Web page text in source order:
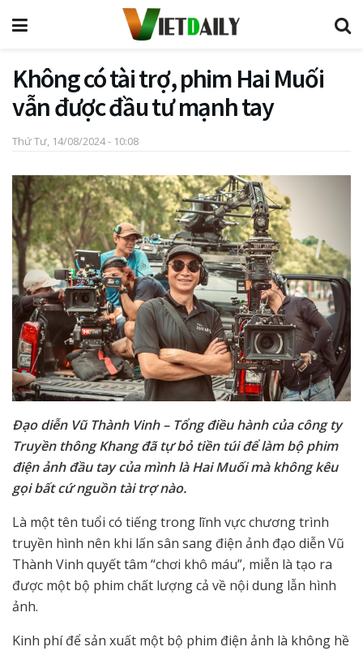
Không có tài trợ, phim Hai Muối
vẫn được đầu tư mạnh tay
Thứ Tư, 14/08/2024 - 10:08
Đạo diễn Vũ Thành Vinh – Tổng điều hành của công ty
Truyền thông Khang đã tự bỏ tiền túi để làm bộ phim
điện ảnh đầu tay của mình là Hai Muối mà không kêu
gọi bất cứ nguồn tài trợ nào.
Là một tên tuổi có tiếng trong lĩnh vực chương trình
truyền hình nên khi lấn sân sang điện ảnh đạo diễn Vũ
Thành Vinh quyết tâm “chơi khô máu”, miễn là tạo ra
được một bộ phim chất lượng cả về nội dung lẫn hình
ảnh.
Kinh phí để sản xuất một bộ phim điện ảnh là không hề